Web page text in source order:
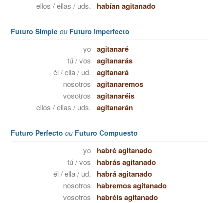
ellos / ellas / uds. habían agitanado
Futuro Simple ou Futuro Imperfecto
yo agitanaré
tú / vos agitanarás
él / ella / ud. agitanará
nosotros agitanaremos
vosotros agitanaréis
ellos / ellas / uds. agitanarán
Futuro Perfecto ou Futuro Compuesto
yo habré agitanado
tú / vos habrás agitanado
él / ella / ud. habrá agitanado
nosotros habremos agitanado
vosotros habréis agitanado